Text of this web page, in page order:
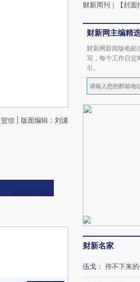
信 | 版面编辑：刘潇
财新周刊 ｜ 【封
财新网主编精
财新网新闻版电邮
写，每个工作日定
引。
财新名家
伍戈 ： 停不下来的